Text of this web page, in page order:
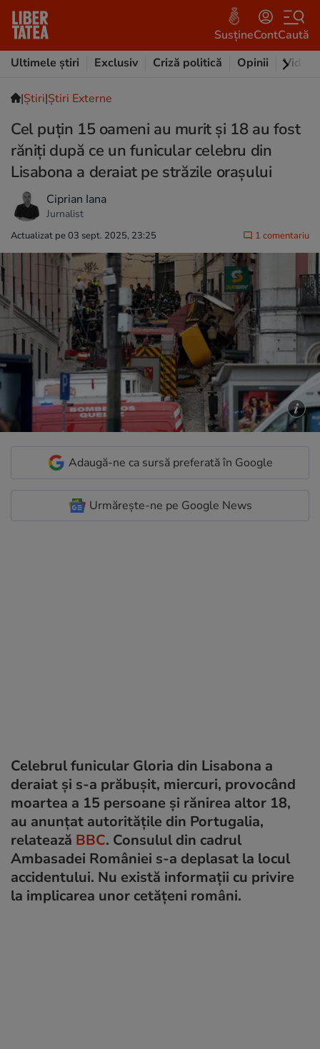
SusțineContCaută
Ultimele știri
Exclusiv Criză politică Opinii Video
|Ştiri|Știri Externe
Cel puțin 15 oameni au murit și 18 au fost
răniți după ce un funicular celebru din
Lisabona a deraiat pe străzile orașului
Ciprian Iana
Jurnalist
Actualizat pe 03 sept. 2025, 23:25 1 comentariu
Adaugă-ne ca sursă preferată în Google
Urmărește-ne pe Google News
Celebrul funicular Gloria din Lisabona a
deraiat și s-a prăbușit, miercuri, provocând
moartea a 15 persoane și rănirea altor 18,
au anunțat autoritățile din Portugalia,
relatează BBC. Consulul din cadrul
Ambasadei României s-a deplasat la locul
accidentului. Nu există informații cu privire
la implicarea unor cetățeni români.